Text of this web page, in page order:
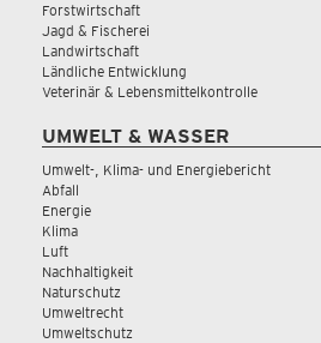
Forstwirtschaft
Jagd & Fischerei
Landwirtschaft
Ländliche Entwicklung
Veterinär & Lebensmittelkontrolle
UMWELT & WASSER
Umwelt-, Klima- und Energiebericht
Abfall
Energie
Klima
Luft
Nachhaltigkeit
Naturschutz
Umweltrecht
Umweltschutz